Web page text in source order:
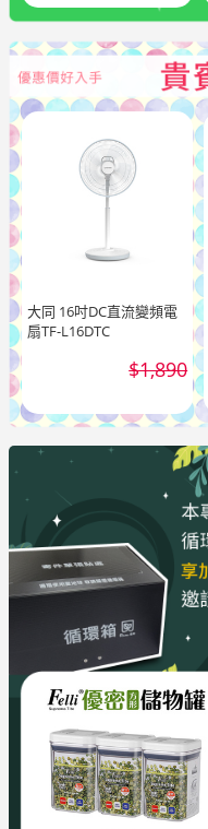
大同 16吋DC直流變頻電
扇TF-L16DTC
$1,890